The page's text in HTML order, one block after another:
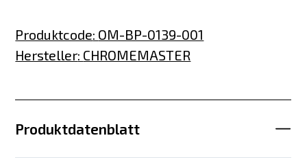
Produktcode: OM-BP-0139-001
Hersteller: CHROMEMASTER
Produktdatenblatt